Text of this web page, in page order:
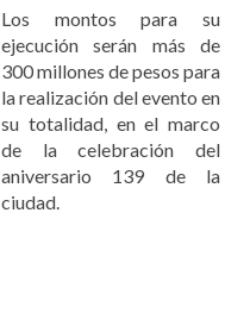
Los montos para su
ejecución serán más de
300 millones de pesos para
la realización del evento en
su totalidad, en el marco
de la celebración del
aniversario 139 de la
ciudad.